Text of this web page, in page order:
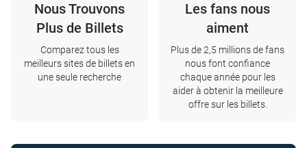
Nous Trouvons
Plus de Billets
Comparez tous les
meilleurs sites de billets en
une seule recherche
Les fans nous
aiment
Plus de 2,5 millions de fans
nous font confiance
chaque année pour les
aider à obtenir la meilleure
offre sur les billets.